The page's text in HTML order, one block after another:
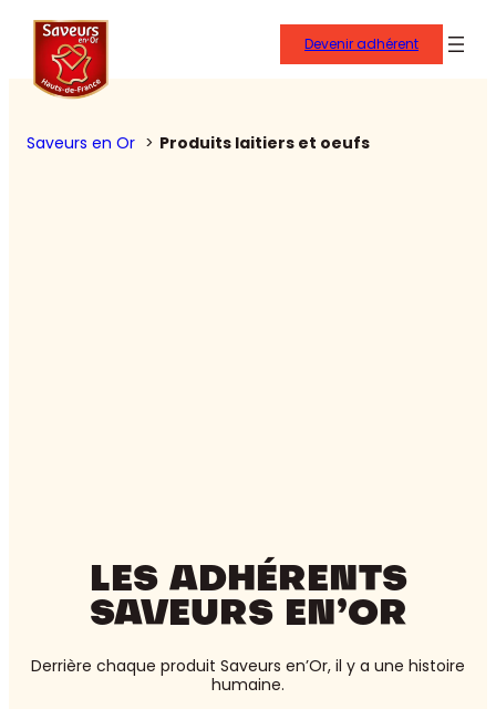
Devenir adhérent
Saveurs en Or Produits laitiers et oeufs
LES ADHÉRENTS
SAVEURS EN’OR
Derrière chaque produit Saveurs en’Or, il y a une histoire
humaine.